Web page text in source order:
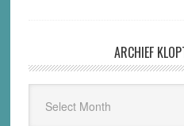
ARCHIEF
Kloptdatwel.nl